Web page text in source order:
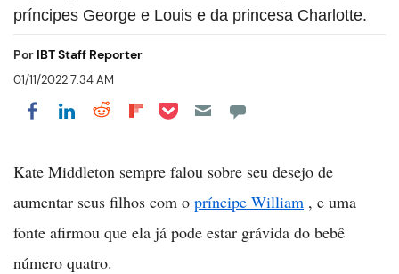
príncipes George e Louis e da princesa Charlotte.
Por IBT Staff Reporter
01/11/2022 7:34 AM
Share on Facebook
Share on LinkedIn
Share on Reddit
Share on Flipboard
Share on Pocket
Kate Middleton sempre falou sobre seu desejo de
aumentar seus filhos com o príncipe William , e uma
fonte afirmou que ela já pode estar grávida do bebê
número quatro.